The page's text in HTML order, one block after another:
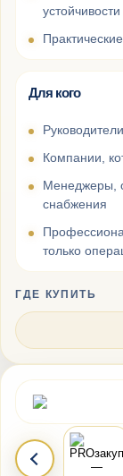
устойчивости
Для кого
Компании,
Менеджеры,
снабжения
только
ГДЕ КУПИТЬ